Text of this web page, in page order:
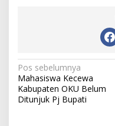
N
a
v
Pos sebelumnya
Mahasiswa Kecewa
Kabupaten OKU Belum
Ditunjuk Pj Bupati